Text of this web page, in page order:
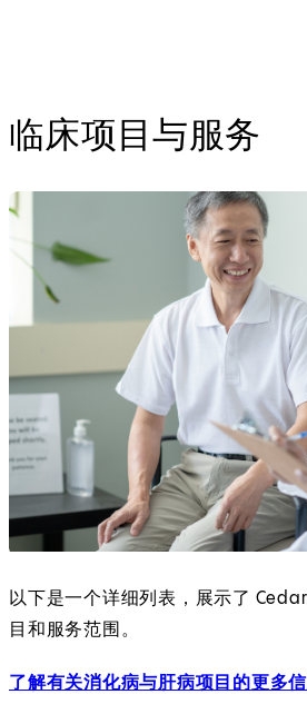
临床项目与服务
以下是一个详细列表，展示了
目和服务范围。
了解有关消化病与肝病项目的更多